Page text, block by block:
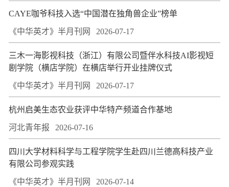
CAYE咖爷科技入选“中国潜在独角兽企业”榜单
《中华英才》半月刊网 2026-07-17
三木一海影视科技（浙江）有限公司暨伴水科技AI影视短
剧学院（横店学院）在横店举行开业挂牌仪式
《中华英才》半月刊网 2026-07-17
杭州启美生态农业获评中华特产频道合作基地
河北青年报 2026-07-16
四川大学材料科学与工程学院学生赴四川兰德高科技产业
有限公司参观实践
《中华英才》半月刊网 2026-07-14